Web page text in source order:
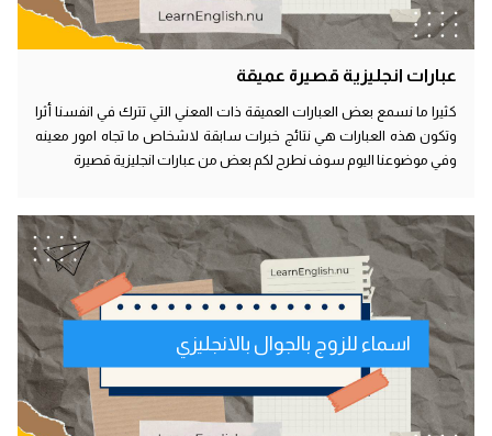
عبارات انجليزية قصيرة عميقة
كثيرا ما نسمع بعض العبارات العميقة ذات المعني التي تترك في انفسنا أثرا
وتكون هذه العبارات هي نتائج خبرات سابقة لاشخاص ما تجاه امور معينه
وفي موضوعنا اليوم سوف نطرح لكم بعض من عبارات انجليزية قصيرة
اسماء للزوج بالجوال بالانجليزي